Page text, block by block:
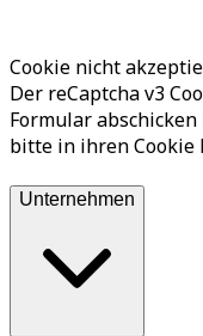
Cookie nicht
Der reCaptcha v3
Formular
bitte in ihrenCookie
Unternehmen